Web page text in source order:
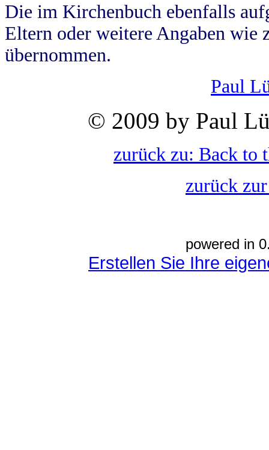
Die im Kirchenbuch ebenfalls
Eltern oder weitere Angaben wie
übernommen.
Paul
© 2009 by Paul
zurück zu: Back to
zurück
powered in
Erstellen Sie Ihre